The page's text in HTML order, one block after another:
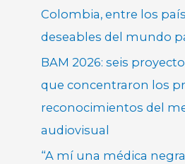
Colombia, entre los
deseables del mundo
BAM 2026: seis
que concentraron los
reconocimientos del
audiovisual
“A mí una médica